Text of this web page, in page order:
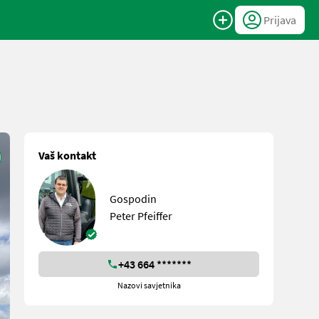
Prijava
Vaš kontakt
Gospodin
Peter Pfeiffer
+43 664 *******
Nazovi savjetnika